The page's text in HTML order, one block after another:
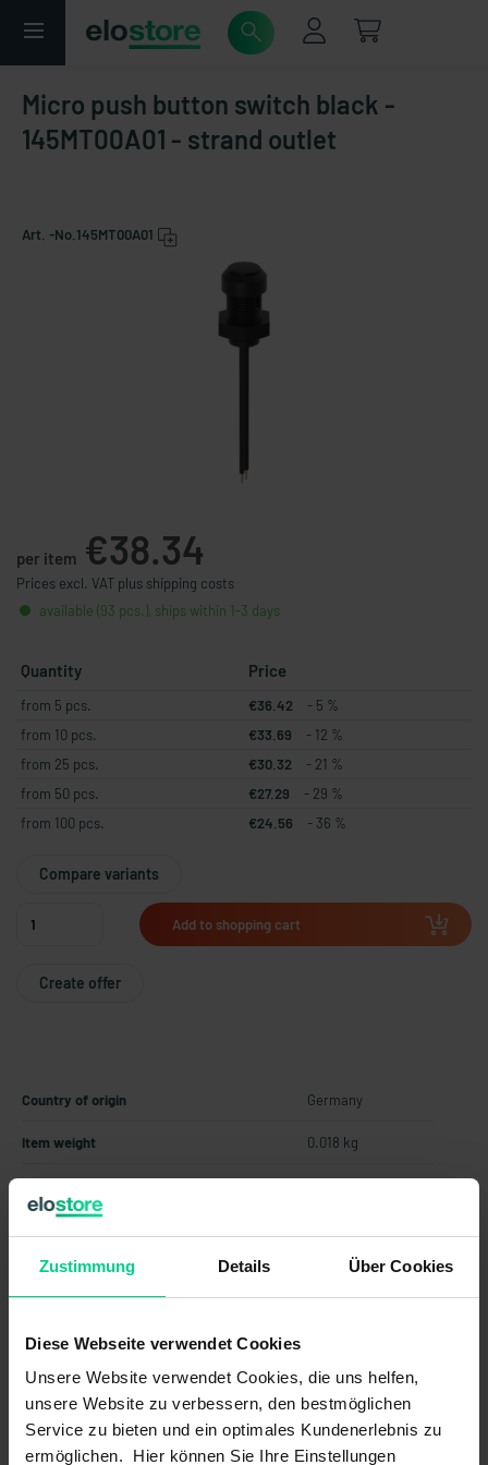
Zustimmung Details Über Cookies
Diese Webseite verwendet Cookies
Unsere Website verwendet Cookies, die uns helfen,
unsere Website zu verbessern, den bestmöglichen
Service zu bieten und ein optimales Kundenerlebnis zu
ermöglichen. Hier können Sie Ihre Einstellungen
Micro push button switch black -
145MT00A01 - strand outlet
Art. -No. 145MT00A01
per item €38.34
Prices excl. VAT plus shipping costs
available (93 pcs.), ships within 1-3 days
Quantity Price
from 5 pcs. €36.42
- 5 %
from 10 pcs.
€33.69
- 12 %
from 25 pcs.
€30.32
- 21 %
from 50 pcs.
€27.29
- 29 %
from 100 pcs.
€24.56 - 36 %
Compare variants
Add to shopping cart
Create offer
Country of origin Germany
Item weight 0.018 kg
Technical Data